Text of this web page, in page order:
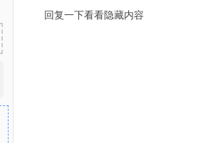
回复一下看看隐藏内容